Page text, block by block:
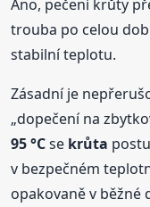
Ano, pečení krůty
trouba po celou
stabilní teplotu.
Zásadní je
„dopečení na
95 °Cse krůta
v bezpečném
opakovaně v